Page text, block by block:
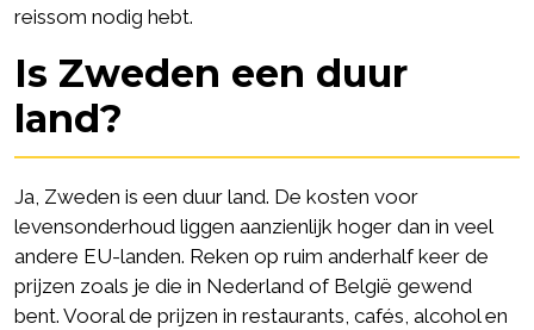
reissom nodig hebt.
Is Zweden een duur
land?
Ja, Zweden is een duur land. De kosten voor
levensonderhoud liggen aanzienlijk hoger dan in veel
andere EU-landen. Reken op ruim anderhalf keer de
prijzen zoals je die in Nederland of België gewend
bent. Vooral de prijzen in restaurants, cafés, alcohol en